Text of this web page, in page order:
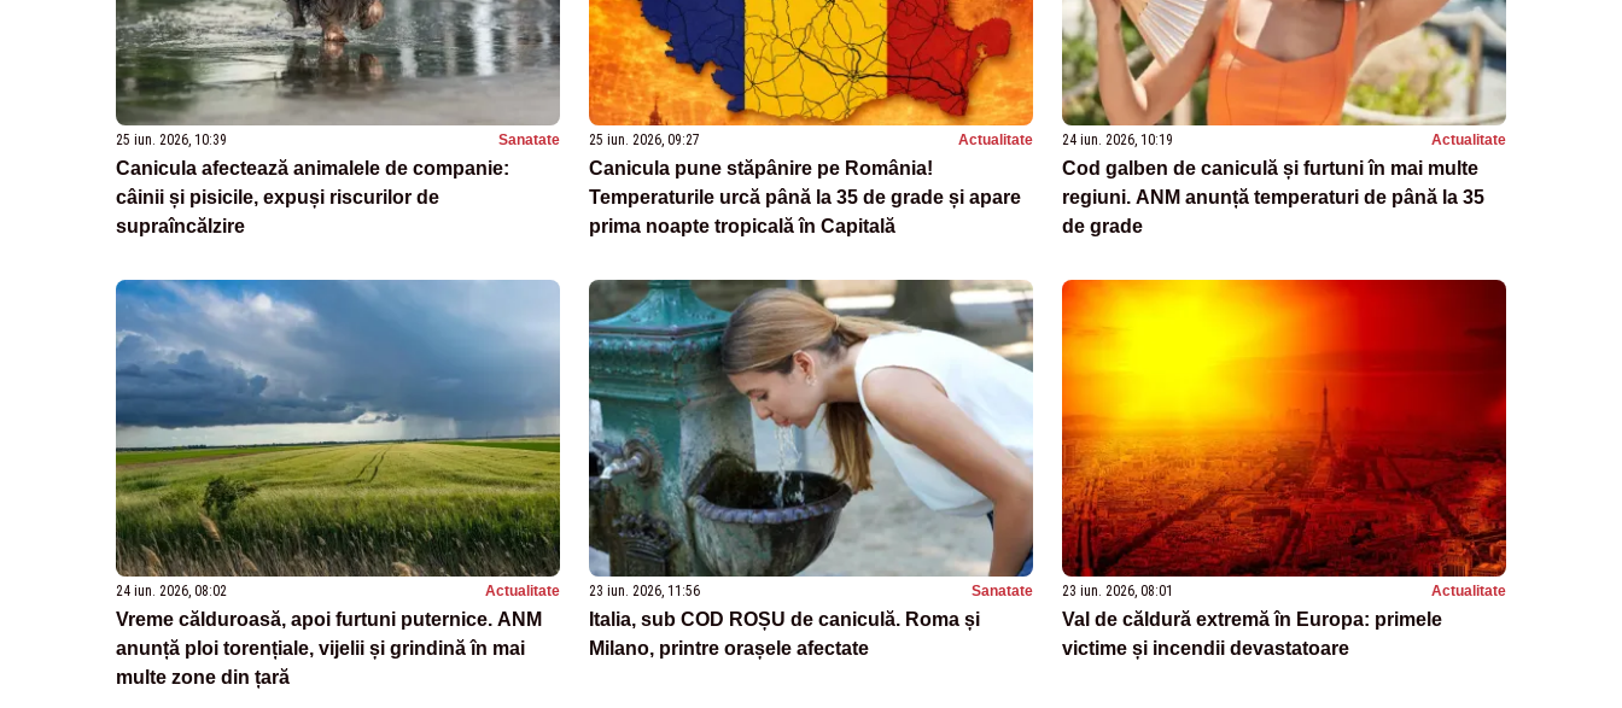
25 iun. 2026, 10:39 Sanatate
Canicula afectează animalele de companie:
câinii și pisicile, expuși riscurilor de
supraîncălzire
25 iun. 2026, 09:27 Actualitate
Canicula pune stăpânire pe România!
Temperaturile urcă până la 35 de grade și apare
prima noapte tropicală în Capitală
24 iun. 2026, 10:19 Actualitate
Cod galben de caniculă și furtuni în mai multe
regiuni. ANM anunță temperaturi de până la 35
de grade
24 iun. 2026, 08:02 Actualitate
Vreme călduroasă, apoi furtuni puternice. ANM
anunță ploi torențiale, vijelii și grindină în mai
multe zone din țară
23 iun. 2026, 11:56 Sanatate
Italia, sub COD ROȘU de caniculă. Roma și
Milano, printre orașele afectate
23 iun. 2026, 08:01 Actualitate
Val de căldură extremă în Europa: primele
victime și incendii devastatoare